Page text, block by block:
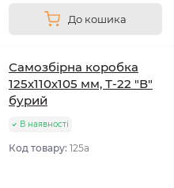
До кошика
Самозбірна коробка
125х110х105 мм, Т-22 "В"
бурий
В наявності
Код товару: 125а